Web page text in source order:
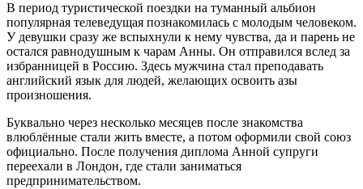
В период туристической поездки на туманный альбион
популярная телеведущая познакомилась с молодым человеком.
У девушки сразу же вспыхнули к нему чувства, да и парень не
остался равнодушным к чарам Анны. Он отправился вслед за
избранницей в Россию. Здесь мужчина стал преподавать
английский язык для людей, желающих освоить азы
произношения.
Буквально через несколько месяцев после знакомства
влюблённые стали жить вместе, а потом оформили свой союз
официально. После получения диплома Анной супруги
переехали в Лондон, где стали заниматься
предпринимательством.